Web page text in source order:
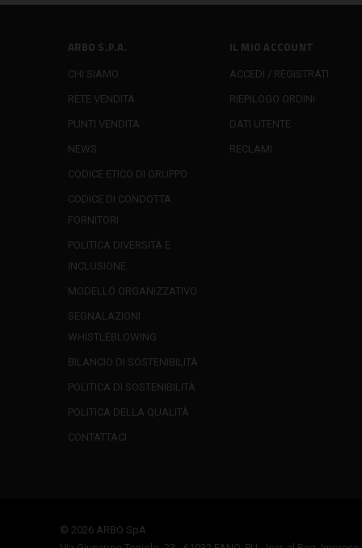
ARBO S.P.A.
CHI SIAMO
RETE VENDITA
PUNTI VENDITA
NEWS
CODICE ETICO DI GRUPPO
CODICE DI CONDOTTA
FORNITORI
POLITICA DIVERSITÀ E
INCLUSIONE
MODELLO ORGANIZZATIVO
SEGNALAZIONI
WHISTLEBLOWING
BILANCIO DI SOSTENIBILITÀ
POLITICA DI SOSTENIBILITÀ
POLITICA DELLA QUALITÀ
CONTATTACI
IL MIO ACCOUNT
ACCEDI / REGISTRATI
RIEPILOGO ORDINI
DATI UTENTE
RECLAMI
© 2026 ARBO SpA